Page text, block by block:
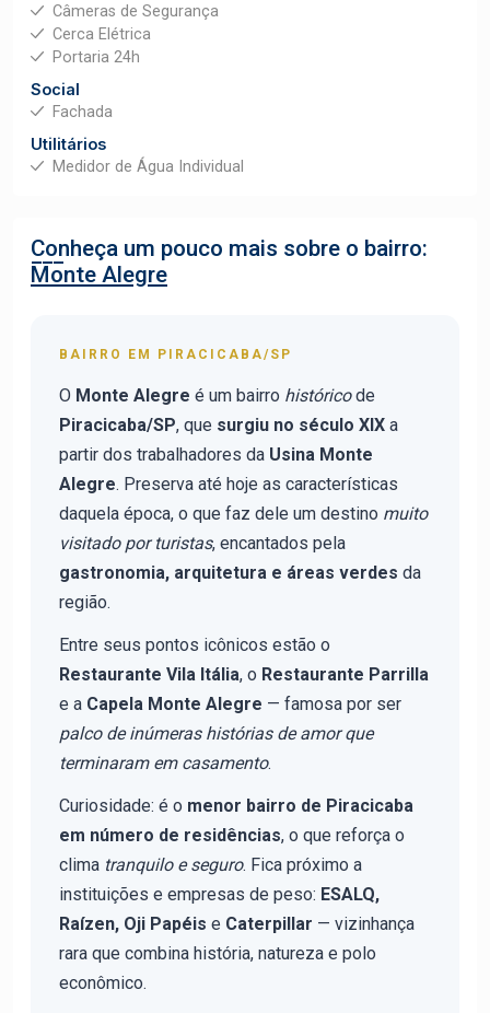
Câmeras de Segurança
Cerca Elétrica
Portaria 24h
Social
Fachada
Utilitários
Medidor de Água Individual
Conheça um pouco mais sobre o bairro:
Monte Alegre
BAIRRO EM PIRACICABA/SP
O Monte Alegre é um bairro históricode
Piracicaba/SP, que surgiu no século XIX a
partir dos trabalhadores da Usina Monte
Alegre. Preserva até hoje as características
daquela época, o que faz dele um destino muito
visitado por turistas, encantados pela
gastronomia, arquitetura e áreas verdes da
região.
Entre seus pontos icônicos estão o
Restaurante Vila Itália, o Restaurante Parrilla
e a Capela Monte Alegre — famosa por ser
palco de inúmeras histórias de amor que
terminaram em casamento.
Curiosidade: é o menor bairro de Piracicaba
em número de residências, o que reforça o
clima tranquilo e seguro. Fica próximo a
instituições e empresas de peso: ESALQ,
Raízen, Oji Papéis e Caterpillar — vizinhança
rara que combina história, natureza e polo
econômico.